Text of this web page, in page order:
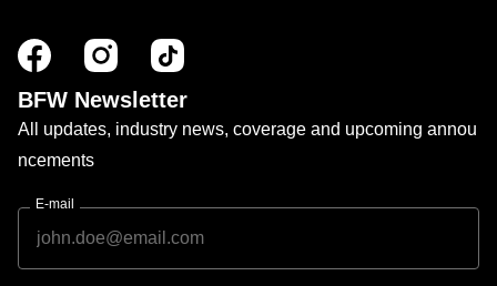
BFW Newsletter
All updates, industry news, coverage and upcoming annou
ncements
E-mail